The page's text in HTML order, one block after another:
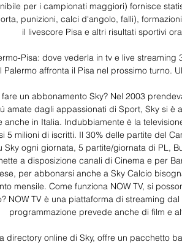
per i campionati maggiori) fornisce
punizioni, calci d'angolo, falli),
il livescore Pisa e altri risultati sportivi
Pisa: dove vederla in tv e live
Palermo affronta il Pisa nel prossimo turno.
un abbonamento Sky? Nel 2003
amate dagli appassionati di Sport, Sky si è
anche in Italia. Indubbiamente è la
5 milioni di iscritti. Il 30% delle partite del
Sky ogni giornata, 5 partite/giornata di PL,
a disposizione canali di Cinema e per
per abbonarsi anche a Sky Calcio
mensile. Come funziona NOW TV, si
NOW TV è una piattaforma di streaming
programmazione prevede anche di film e
directory online di Sky, offre un pacchetto